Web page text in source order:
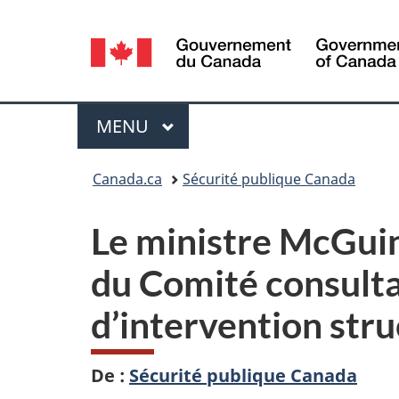
Sélection
de
la
langue
Menu
MENU PRINCIPAL
Canada.ca Sécurité publique Canada
Le ministre
du Comité
d’intervention
De : Sécurité publique Canada